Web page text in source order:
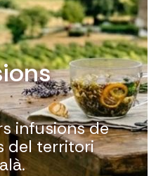
infusions de
del territori